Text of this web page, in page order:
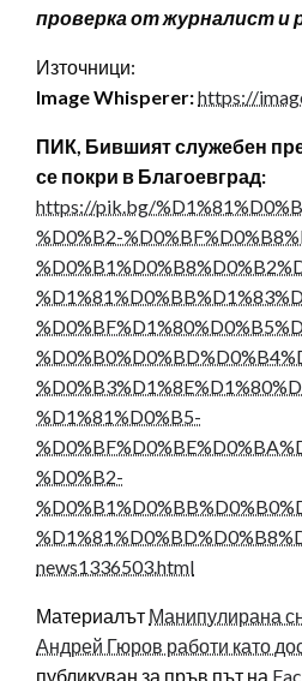
проверка от журналист и
Източници:
Image Whisperer:https://
ПИК, Бившият служебен
се покри в Благоевград:
https://pik.bg/
%D0%B2-
%D1%81%D0%B5-
%D0%B2-
news1336503.html
Материалът Манипулирана
Андрей Гюров работи като
публикуван за пръв път на